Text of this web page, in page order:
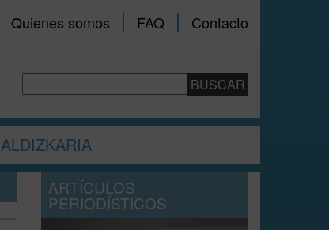
Quienes somos FAQ Contacto
ALDIZKARIA
ARTÍCULOS
PERIODÍSTICOS